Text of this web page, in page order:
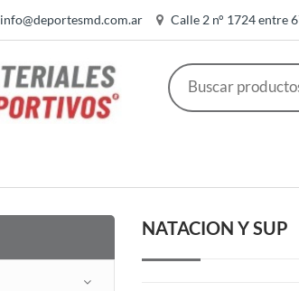
info@deportesmd.com.ar Calle 2 n° 1724 entre
NATACION Y SUP